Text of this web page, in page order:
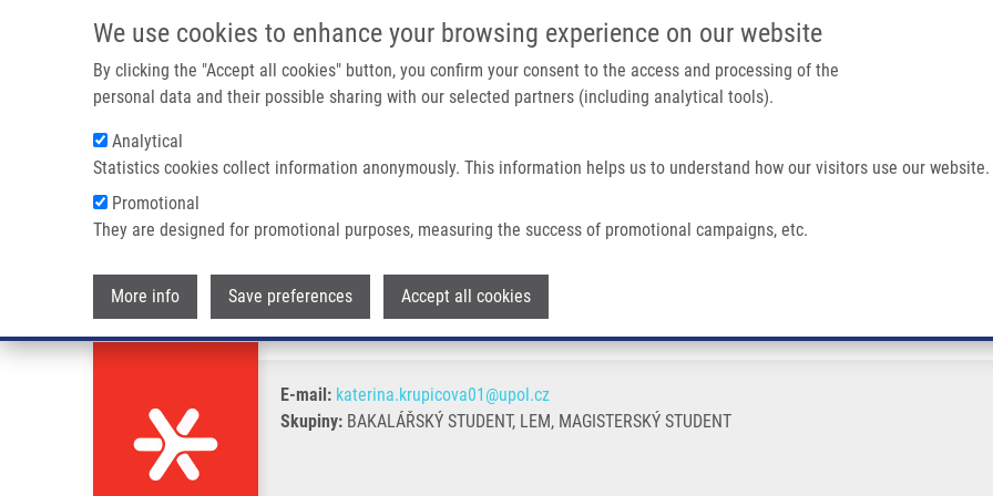
We use cookies to enhance your browsing experience on our website
By clicking the "Accept all cookies" button, you confirm your consent to the access and processing of the
personal data and their possible sharing with our selected partners (including analytical tools).
Analytical
Statistics cookies collect information anonymously. This information helps us to understand how our visitors use our website.
Promotional
They are designed for promotional purposes, measuring the success of promotional campaigns, etc.
More info Save preferences Accept all cookies
IMTM PORTÁL
Main navigation
Drobečková navigace
Domů Krupicová Kateřina
Krupicová Kateřina
E-mail: katerina.krupicova01@upol.cz
Skupiny: BAKALÁŘSKÝ STUDENT, LEM, MAGISTERSKÝ STUDENT